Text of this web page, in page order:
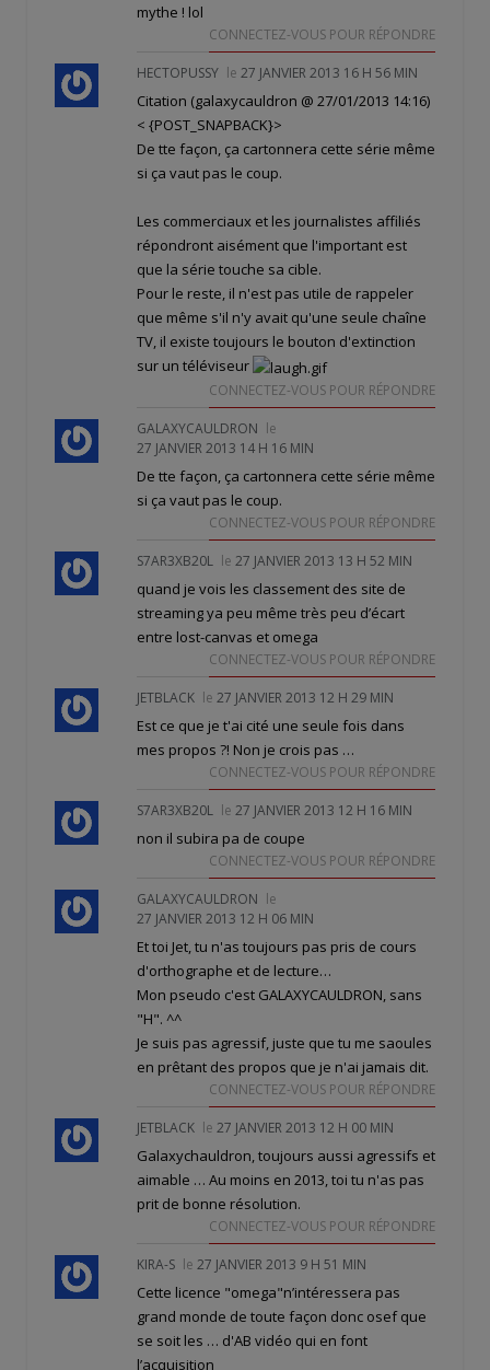
mythe ! lol
CONNECTEZ-VOUS POUR RÉPONDRE
HECTOPUSSY le 27 JANVIER 2013 16 H 56 MIN
Citation (galaxycauldron @ 27/01/2013 14:16)
< {POST_SNAPBACK}>
De tte façon, ça cartonnera cette série même
si ça vaut pas le coup.
Les commerciaux et les journalistes affiliés
répondront aisément que l'important est
que la série touche sa cible.
Pour le reste, il n'est pas utile de rappeler
que même s'il n'y avait qu'une seule chaîne
TV, il existe toujours le bouton d'extinction
sur un téléviseur
CONNECTEZ-VOUS POUR RÉPONDRE
GALAXYCAULDRON le
27 JANVIER 2013 14 H 16 MIN
De tte façon, ça cartonnera cette série même
si ça vaut pas le coup.
CONNECTEZ-VOUS POUR RÉPONDRE
S7AR3XB20L le 27 JANVIER 2013 13 H 52 MIN
quand je vois les classement des site de
streaming ya peu même très peu d’écart
entre lost-canvas et omega
CONNECTEZ-VOUS POUR RÉPONDRE
JETBLACK le 27 JANVIER 2013 12 H 29 MIN
Est ce que je t'ai cité une seule fois dans
mes propos ?! Non je crois pas …
CONNECTEZ-VOUS POUR RÉPONDRE
S7AR3XB20L le 27 JANVIER 2013 12 H 16 MIN
non il subira pa de coupe
CONNECTEZ-VOUS POUR RÉPONDRE
GALAXYCAULDRON le
27 JANVIER 2013 12 H 06 MIN
Et toi Jet, tu n'as toujours pas pris de cours
d'orthographe et de lecture…
Mon pseudo c'est GALAXYCAULDRON, sans
"H". ^^
Je suis pas agressif, juste que tu me saoules
en prêtant des propos que je n'ai jamais dit.
CONNECTEZ-VOUS POUR RÉPONDRE
JETBLACK le 27 JANVIER 2013 12 H 00 MIN
Galaxychauldron, toujours aussi agressifs et
aimable … Au moins en 2013, toi tu n'as pas
prit de bonne résolution.
CONNECTEZ-VOUS POUR RÉPONDRE
KIRA-S le 27 JANVIER 2013 9 H 51 MIN
Cette licence "omega"n’intéressera pas
grand monde de toute façon donc osef que
se soit les … d'AB vidéo qui en font
l’acquisition